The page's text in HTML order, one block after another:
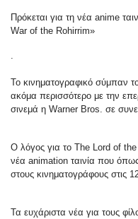
Πρόκεται για τη νέα anime
War of the Rohirrim»
.
To κινηματογραφικό σύμπαν
ακόμα περισσότερο με την
σινεμά η Warner Bros. σε
Ο λόγος για το The Lord of
νέα animation ταινία που
στους κινηματογράφους στις
Τα ευχάριστα νέα για τους